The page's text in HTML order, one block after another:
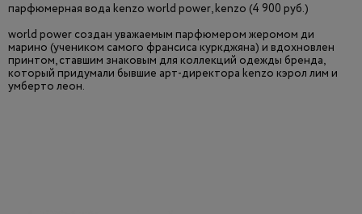
парфюмерная вода kenzo world power, kenzo (4 900 руб.)
world power создан уважаемым парфюмером жеромом ди
марино (учеником самого франсиса куркджяна) и вдохновлен
принтом, ставшим знаковым для коллекций одежды бренда,
который придумали бывшие арт-директора kenzo кэрол лим и
умберто леон.